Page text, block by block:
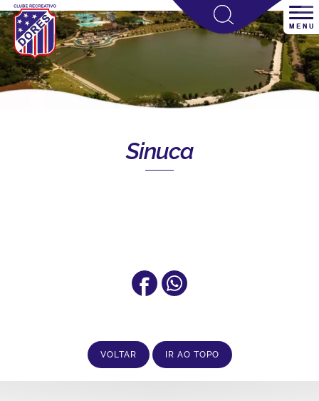
Sinuca
VOLTAR IR AO TOPO